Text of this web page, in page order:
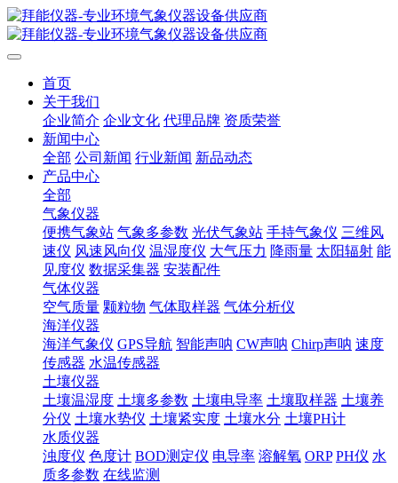
首页
关于我们
企业简介 企业文化 代理品牌 资质荣誉
新闻中心
全部 公司新闻 行业新闻 新品动态
产品中心
全部
气象仪器
便携气象站 气象多参数 光伏气象站 手持气象仪 三维风
速仪 风速风向仪 温湿度仪 大气压力 降雨量 太阳辐射 能
见度仪 数据采集器 安装配件
气体仪器
空气质量 颗粒物 气体取样器 气体分析仪
海洋仪器
海洋气象仪 GPS导航 智能声呐 CW声呐 Chirp声呐 速度
传感器 水温传感器
土壤仪器
土壤温湿度 土壤多参数 土壤电导率 土壤取样器 土壤养
分仪 土壤水势仪 土壤紧实度 土壤水分 土壤PH计
水质仪器
浊度仪 色度计 BOD测定仪 电导率 溶解氧 ORP PH仪 水
质多参数 在线监测